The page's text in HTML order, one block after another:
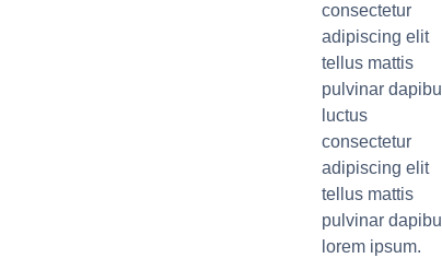
consectetur
adipiscing elit
tellus mattis
pulvinar
luctus
consectetur
adipiscing elit
tellus mattis
pulvinar
lorem ipsum.